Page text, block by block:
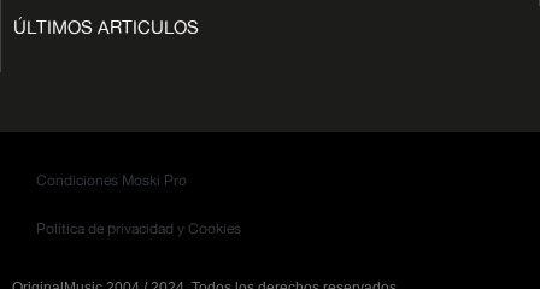
ÚLTIMOS ARTICULOS
Condiciones Moski Pro
Política de privacidad y Cookies